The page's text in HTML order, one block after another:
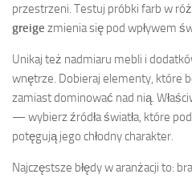
przestrzeni. Testuj próbki farb w
greige zmienia się pod wpływem
Unikaj też nadmiaru mebli i
wnętrze. Dobieraj elementy, które
zamiast dominować nad nią.
— wybierz źródła światła, które
potęgują jego chłodny charakter.
Najczęstsze błędy w aranżacji to: